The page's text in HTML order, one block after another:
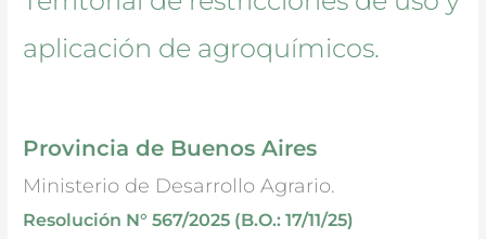
aplicación de agroquímicos.
Provincia de Buenos Aires
Ministerio de Desarrollo Agrario.
Resolución N° 567/2025 (B.O.: 17/11/25)